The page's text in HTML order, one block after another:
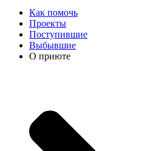
Как помочь
Проекты
Поступившие
Выбывшие
О приюте